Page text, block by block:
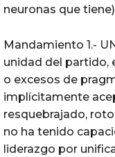
neuronas que
Mandamiento 1.-
unidad del partido,
o excesos de
implícitamente
resquebrajado,
no ha tenido
liderazgo por